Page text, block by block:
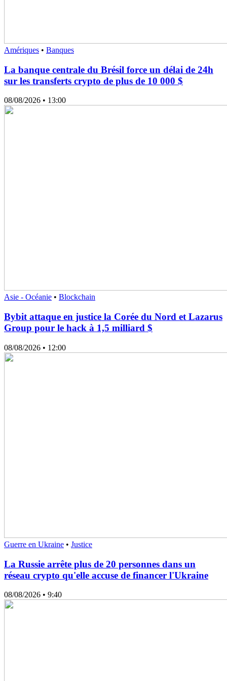
Amériques • Banques
La banque centrale du Brésil force un délai de 24h
sur les transferts crypto de plus de 10 000 $
08/08/2026 • 13:00
Asie - Océanie • Blockchain
Bybit attaque en justice la Corée du Nord et Lazarus
Group pour le hack à 1,5 milliard $
08/08/2026 • 12:00
Guerre en Ukraine • Justice
La Russie arrête plus de 20 personnes dans un
réseau crypto qu'elle accuse de financer l'Ukraine
08/08/2026 • 9:40